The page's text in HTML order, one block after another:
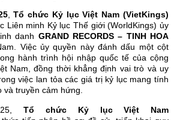
,Tổ chức Kỷ lục Việt Nam (VietKings)
Liên minh Kỷ lục Thế giới (WorldKings) ủy
danh GRAND RECORDS – TINH HOA
Việc ủy quyền này đánh dấu một cột
hành trình hội nhập quốc tế của cộng
Nam, đồng thời khẳng định vai trò và uy
việc lan tỏa các giá trị kỷ lục mang tính
và truyền cảm hứng.
Tổ chức Kỷ lục Việt Nam